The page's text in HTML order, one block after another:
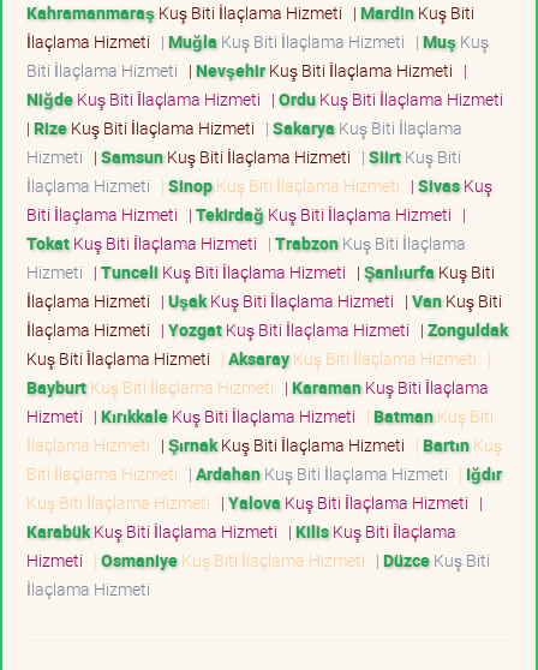
Kahramanmaraş Kuş Biti İlaçlama Hizmeti | MardinKuş Biti
İlaçlama Hizmeti | Muğla Kuş Biti İlaçlama Hizmeti | Muş Kuş
Biti İlaçlama Hizmeti | NevşehirKuş Biti İlaçlama Hizmeti |
NiğdeKuş Biti İlaçlama Hizmeti | OrduKuş Biti İlaçlama Hizmeti
| RizeKuş Biti İlaçlama Hizmeti | Sakarya Kuş Biti İlaçlama
Hizmeti | SamsunKuş Biti İlaçlama Hizmeti | SiirtKuş Biti
İlaçlama Hizmeti | SinopKuş Biti İlaçlama Hizmeti | SivasKuş
Biti İlaçlama Hizmeti | Tekirdağ Kuş Biti İlaçlama Hizmeti |
TokatKuş Biti İlaçlama Hizmeti | TrabzonKuş Biti İlaçlama
Hizmeti | Tunceli Kuş Biti İlaçlama Hizmeti | Şanlıurfa Kuş Biti
İlaçlama Hizmeti | UşakKuş Biti İlaçlama Hizmeti | VanKuş Biti
İlaçlama Hizmeti | YozgatKuş Biti İlaçlama Hizmeti | Zonguldak
Kuş Biti İlaçlama Hizmeti | AksarayKuş Biti İlaçlama Hizmeti |
BayburtKuş Biti İlaçlama Hizmeti | KaramanKuş Biti İlaçlama
Hizmeti | KırıkkaleKuş Biti İlaçlama Hizmeti | BatmanKuş Biti
İlaçlama Hizmeti | ŞırnakKuş Biti İlaçlama Hizmeti | BartınKuş
Biti İlaçlama Hizmeti | ArdahanKuş Biti İlaçlama Hizmeti | Iğdır
Kuş Biti İlaçlama Hizmeti | Yalova Kuş Biti İlaçlama Hizmeti |
KarabükKuş Biti İlaçlama Hizmeti | KilisKuş Biti İlaçlama
Hizmeti | OsmaniyeKuş Biti İlaçlama Hizmeti | DüzceKuş Biti
İlaçlama Hizmeti